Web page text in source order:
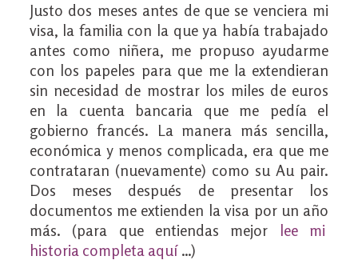
Justo dos meses antes de que se venciera mi
visa, la familia con la que ya había trabajado
antes como niñera, me propuso ayudarme
con los papeles para que me la extendieran
sin necesidad de mostrar los miles de euros
en la cuenta bancaria que me pedía el
gobierno francés. La manera más sencilla,
económica y menos complicada, era que me
contrataran (nuevamente) como su Au pair.
Dos meses después de presentar los
documentos me extienden la visa por un año
más. (para que entiendas mejor lee mi
historia completa aquí…)